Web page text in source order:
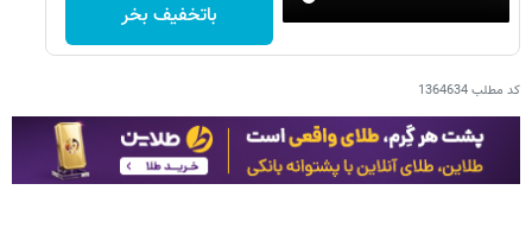
باتخفیف بخر
کد مطلب1364634